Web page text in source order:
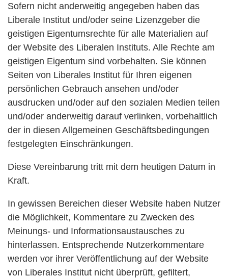
Sofern nicht anderweitig angegeben haben das
Liberale Institut und/oder seine Lizenzgeber die
geistigen Eigentumsrechte für alle Materialien auf
der Website des Liberalen Instituts. Alle Rechte am
geistigen Eigentum sind vorbehalten. Sie können
Seiten von Liberales Institut für Ihren eigenen
persönlichen Gebrauch ansehen und/oder
ausdrucken und/oder auf den sozialen Medien teilen
und/oder anderweitig darauf verlinken, vorbehaltlich
der in diesen Allgemeinen Geschäftsbedingungen
festgelegten Einschränkungen.
Diese Vereinbarung tritt mit dem heutigen Datum in
Kraft.
In gewissen Bereichen dieser Website haben Nutzer
die Möglichkeit, Kommentare zu Zwecken des
Meinungs- und Informationsaustausches zu
hinterlassen. Entsprechende Nutzerkommentare
werden vor ihrer Veröffentlichung auf der Website
von Liberales Institut nicht überprüft, gefiltert,